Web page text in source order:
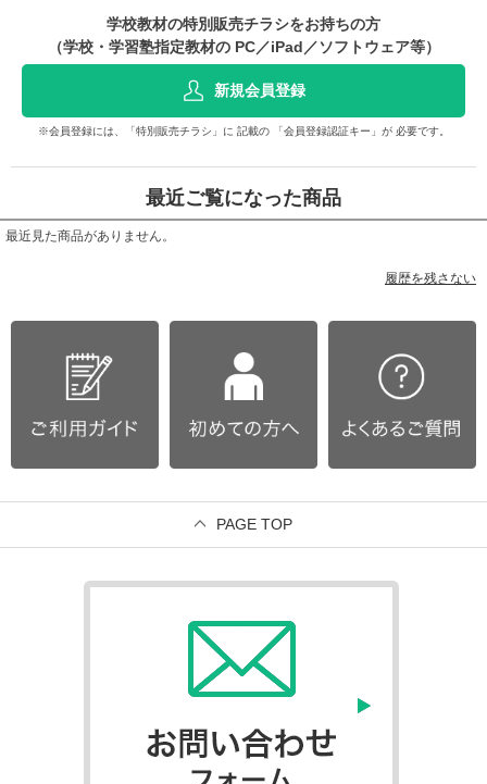
学校教材の特別販売チラシをお持ちの方
（学校・学習塾指定教材の PC／iPad／ソフトウェア等）
新規会員登録
※会員登録には、「特別販売チラシ」に 記載の 「会員登録認証キー」が 必要です。
最近ご覧になった商品
最近見た商品がありません。
履歴を残さない
PAGE TOP